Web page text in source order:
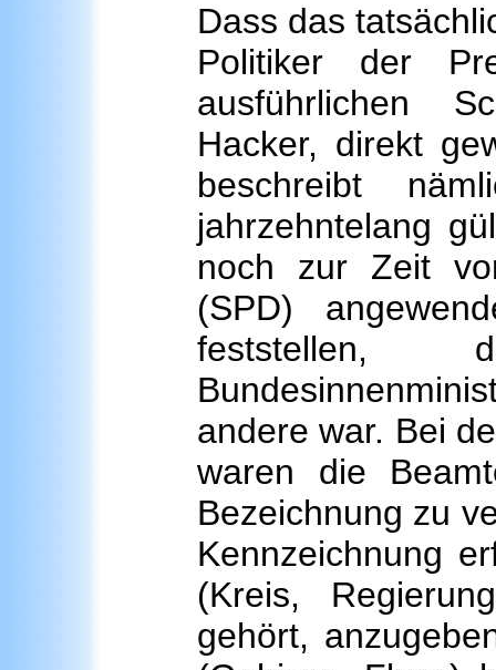
Dass das
Politiker der
ausführlichen
Hacker, direkt
beschreibt
jahrzehntelang
noch zur Zeit
(SPD)
andere war. Bei
waren die
Bezeichnung zu
Kennzeichnung
(Kreis,
gehört,